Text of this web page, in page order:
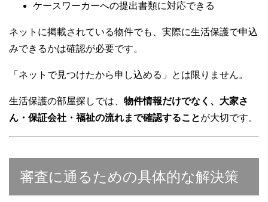
ケースワーカーへの提出書類に対応できる
ネットに掲載されている物件でも、実際に生活保護で申込
みできるかは確認が必要です。
「ネットで見つけたから申し込める」とは限りません。
生活保護の部屋探しでは、 物件情報だけでなく、大家さ
ん・保証会社・福祉の流れまで確認することが大切です。
審査に通るための具体的な解決策